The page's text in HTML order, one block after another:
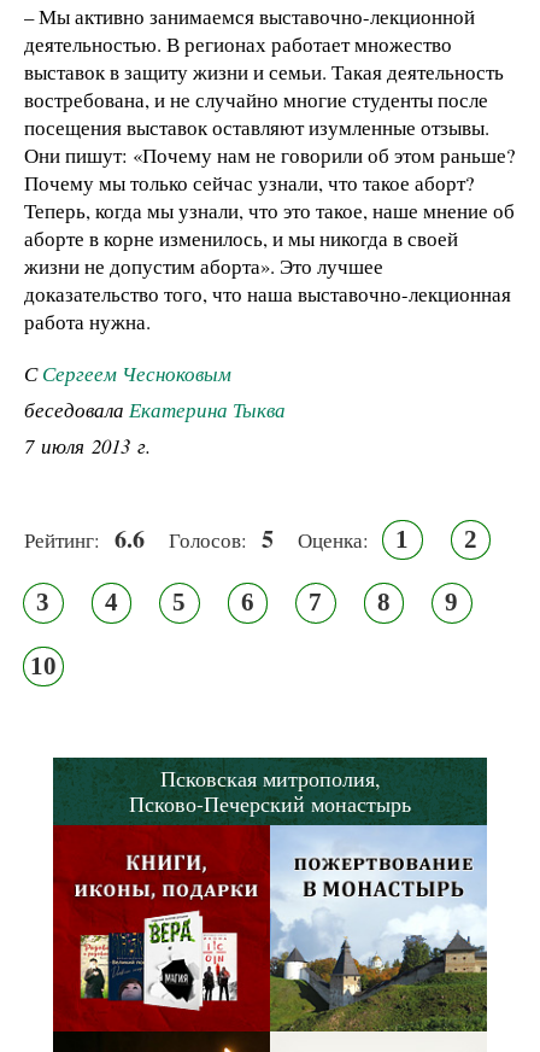
– Мы активно занимаемся выставочно-лекционной
деятельностью. В регионах работает множество
выставок в защиту жизни и семьи. Такая деятельность
востребована, и не случайно многие студенты после
посещения выставок оставляют изумленные отзывы.
Они пишут: «Почему нам не говорили об этом раньше?
Почему мы только сейчас узнали, что такое аборт?
Теперь, когда мы узнали, что это такое, наше мнение об
аборте в корне изменилось, и мы никогда в своей
жизни не допустим аборта». Это лучшее
доказательство того, что наша выставочно-лекционная
работа нужна.
ССергеем Чесноковым
беседовала Екатерина Тыква
7 июля 2013 г.
Рейтинг: 6.6 Голосов: 5 Оценка: 1 2
3 4 5 6 7 8 9
10
Псковская митрополия,
Псково-Печерский монастырь